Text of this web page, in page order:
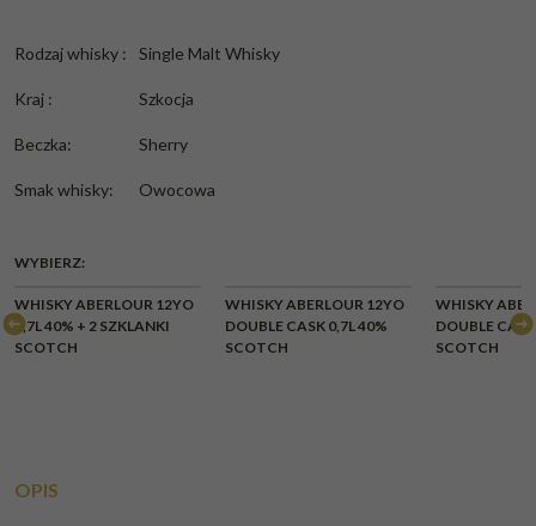
Rodzaj whisky : Single Malt Whisky
Kraj : Szkocja
Beczka: Sherry
Smak whisky: Owocowa
WYBIERZ:
BRAK
WHISKY ABERLOUR 12YO
0,7L 40% + 2 SZKLANKI
SCOTCH
WHISKY ABERLOUR 12YO
DOUBLE CASK 0,7L 40%
SCOTCH
WHISKY
DOUBLE
SCOTCH
OPIS